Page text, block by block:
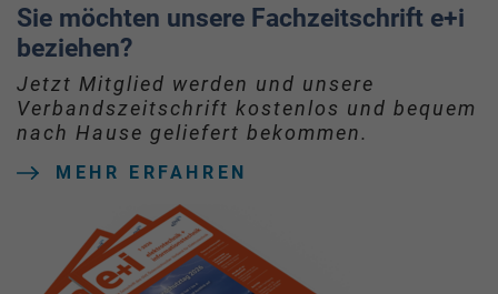
Sie möchten unsere Fachzeitschrift e+i
beziehen?
Jetzt Mitglied werden und unsere
Verbandszeitschrift kostenlos und bequem
nach Hause geliefert bekommen.
MEHR ERFAHREN